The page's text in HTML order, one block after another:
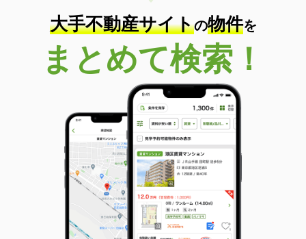
大手不動産サイトの物件を
まとめて検索！